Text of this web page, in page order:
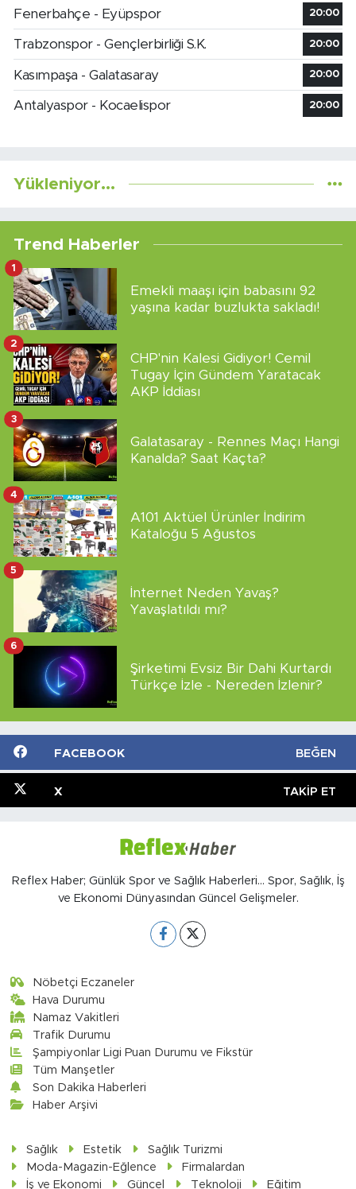
Fenerbahçe - Eyüpspor 20:00
Trabzonspor - Gençlerbirliği S.K. 20:00
Kasımpaşa - Galatasaray 20:00
Antalyaspor - Kocaelispor 20:00
Yükleniyor...
Trend Haberler
Emekli maaşı için babasını 92
yaşına kadar buzlukta sakladı!
1
CHP'nin Kalesi Gidiyor! Cemil
Tugay İçin Gündem Yaratacak
AKP İddiası
2
Galatasaray - Rennes Maçı Hangi
Kanalda? Saat Kaçta?
3
A101 Aktüel Ürünler İndirim
Kataloğu 5 Ağustos
4
İnternet Neden Yavaş?
Yavaşlatıldı mı?
5
Şirketimi Evsiz Bir Dahi Kurtardı
Türkçe İzle - Nereden İzlenir?
6
FACEBOOK BEĞEN
X TAKIP ET
Reflex Haber; Günlük Spor ve Sağlık Haberleri... Spor, Sağlık, İş
ve Ekonomi Dünyasından Güncel Gelişmeler.
Nöbetçi Eczaneler
Hava Durumu
Namaz Vakitleri
Trafik Durumu
Şampiyonlar Ligi Puan Durumu ve Fikstür
Tüm Manşetler
Son Dakika Haberleri
Haber Arşivi
Sağlık Estetik
Sağlık Turizmi
Moda-Magazin-Eğlence
Firmalardan
İş ve Ekonomi
Güncel Teknoloji Eğitim